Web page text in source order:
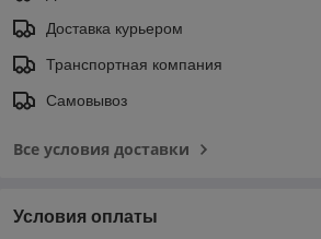
Доставка курьером
Транспортная компания
Самовывоз
Все условия доставки
Условия оплаты